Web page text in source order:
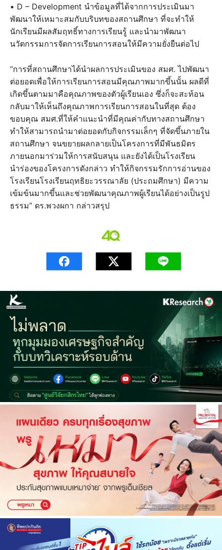
• D – Development นำข้อมูลที่ได้จากการประเมินมา
พัฒนาให้เหมาะสมกับบริบทของสถานศึกษา ที่จะทำให้
นักเรียนมีผลสัมฤทธิ์ทางการเรียนรู้ และนำมาพัฒนา
นวัตกรรมการจัดการเรียนการสอนให้มีความยั่งยืนต่อไป
“การที่สถานศึกษาได้นำผลการประเมินของ สมศ. ไปพัฒนา
ต่อยอดเพื่อให้การเรียนการสอนมีคุณภาพมากขึ้นนั้น ผลดีที่
เกิดขึ้นตามมาคือคุณภาพของตัวผู้เรียนเอง ซึ่งก็จะสะท้อน
กลับมาให้เห็นถึงคุณภาพการเรียนการสอนในที่สุด ต้อง
ขอบคุณ สมศ.ที่ให้คำแนะนำที่มีคุณค่ากับทางสถานศึกษา
ทำให้สามารถนำมาต่อยอดกับกิจกรรมเล็กๆ ที่จัดขึ้นภายใน
สถานศึกษา จนขยายผลกลายเป็นโครงการที่มีพันธมิตร
ภายนอกมาร่วมให้การสนับสนุน และยังได้เป็นโรงเรียน
นำร่องของโครงการดังกล่าว ทำให้กิจกรรมรักการอ่านของ
โรงเรียนโรงเรียนฤทธิยะวรรณาลัย (ประถมศึกษา) มีความ
เข้มข้นมากขึ้นและช่วยพัฒนาคุณภาพผู้เรียนได้อย่างเป็นรูป
ธรรม” ดร.พวงผกา กล่าวสรุป